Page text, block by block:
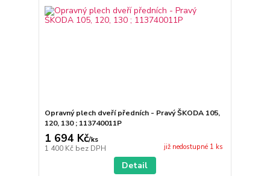
Opravný plech dveří předních - Pravý ŠKODA 105,
120, 130 ; 113740011P
1 694 Kč/ks
1 400 Kč bez DPH již nedostupné 1 ks
Detail